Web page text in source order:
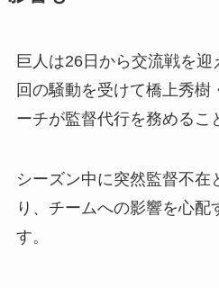
巨人は26日から交流戦を
回の騒動を受けて橋上秀樹
ーチが監督代行を務めるこ
シーズン中に突然監督不在
り、チームへの影響を心配
す。